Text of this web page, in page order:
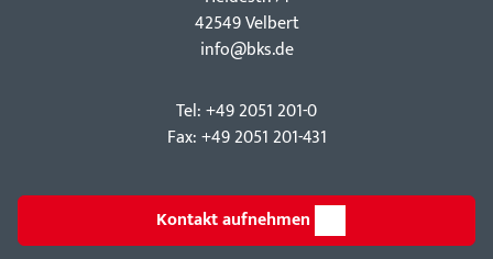
42549 Velbert
info@bks.de
Tel: +49 2051 201-0
Fax: +49 2051 201-431
Kontakt aufnehmen